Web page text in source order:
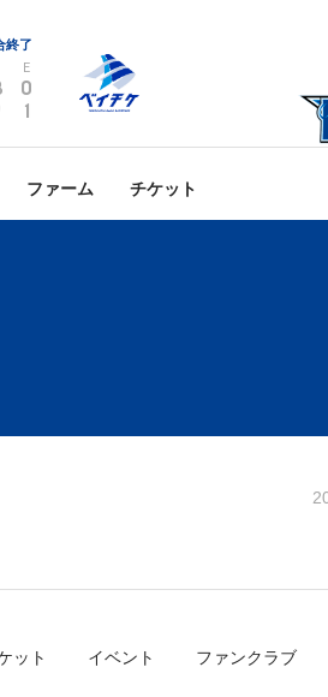
終了
E
0
1
ファーム チケット
ット イベント ファンクラブ